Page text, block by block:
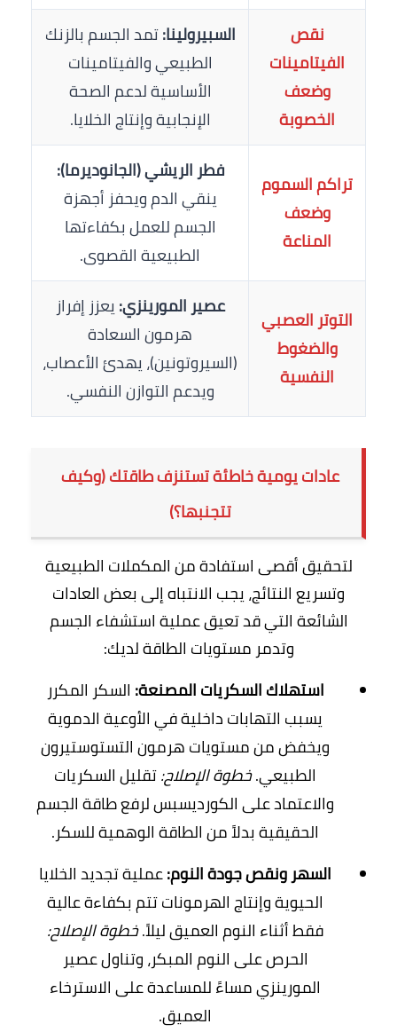
نقص
الفيتامينات
وضعف
الخصوبة
السبيرولينا:تمد الجسم بالزنك
الطبيعي والفيتامينات
الأساسية لدعم الصحة
الإنجابية وإنتاج الخلايا.
تراكم السموم
وضعف
المناعة
فطر الريشي (الجانوديرما):
ينقي الدم ويحفز أجهزة
الجسم للعمل بكفاءتها
الطبيعية القصوى.
التوتر العصبي
والضغوط
النفسية
عصير المورينزي:يعزز إفراز
هرمون السعادة
(السيروتونين)، يهدئ الأعصاب،
ويدعم التوازن النفسي.
عادات يومية خاطئة تستنزف طاقتك (وكيف
تتجنبها؟)
لتحقيق أقصى استفادة من المكملات الطبيعية
وتسريع النتائج، يجب الانتباه إلى بعض العادات
الشائعة التي قد تعيق عملية استشفاء الجسم
وتدمر مستويات الطاقة لديك:
استهلاك السكريات المصنعة: السكر المكرر
يسبب التهابات داخلية في الأوعية الدموية
ويخفض من مستويات هرمون التستوستيرون
الطبيعي.خطوة الإصلاح:تقليل السكريات
والاعتماد على الكورديسبس لرفع طاقة الجسم
الحقيقية بدلاً من الطاقة الوهمية للسكر.
السهر ونقص جودة النوم:عملية تجديد الخلايا
الحيوية وإنتاج الهرمونات تتم بكفاءة عالية
فقط أثناء النوم العميق ليلاً.خطوة الإصلاح:
الحرص على النوم المبكر، وتناول عصير
المورينزي مساءً للمساعدة على الاسترخاء
العميق.